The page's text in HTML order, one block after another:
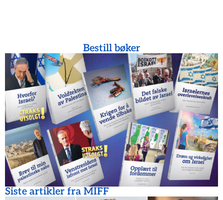
Bestill bøker
Siste artikler fra MIFF